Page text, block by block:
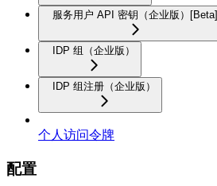
服务用户 API 密钥（企业版）[Beta]
IDP 组（企业版）
IDP 组注册（企业版）
个人访问令牌
配置